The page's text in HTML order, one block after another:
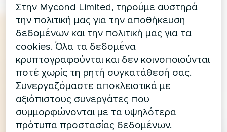
Στην Mycond Limited, τηρούμε αυστηρά
την πολιτική μας για την αποθήκευση
δεδομένων και την πολιτική μας για τα
cookies. Όλα τα δεδομένα
κρυπτογραφούνται και δεν κοινοποιούνται
ποτέ χωρίς τη ρητή συγκατάθεσή σας.
Συνεργαζόμαστε αποκλειστικά με
αξιόπιστους συνεργάτες που
συμμορφώνονται με τα υψηλότερα
πρότυπα προστασίας δεδομένων.